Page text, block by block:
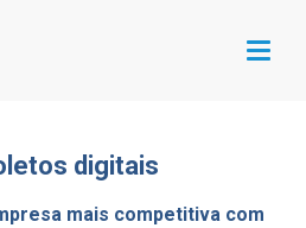
Menu
digitais
mais competitiva com